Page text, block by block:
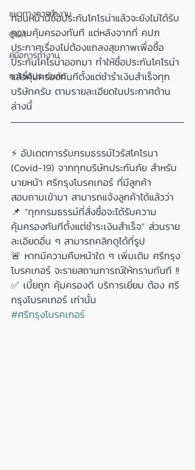
แนวทางการทำงาน
Q&A
คู่มือการทำงาน
การซื้อประกันภัย
ก่อนหน้านี้ซื้อประกันโคโรน่าแล้วจะยังไม่ได้รับ
ความคุ้มครองทันที แต่หลังจากที่ คปภ
ประกาศเรื่องไม่ต้องแถลงสุขภาพเพื่อซื้อ
ประกันโคโรน่าออกมา ทำให้ซื้อประกันโคโรน่า
แล้วคุ้มครองทันทีตั้งแต่ชำรำเงินสำเร็จทุก
บริษัทครับ ตามรายละเอียดในประกาศด้าน
ล่างนี้
⚡ อัปเดตการรับกรมธรรม์ไวรัสโคโรนา
(Covid-19) จากทุกบริษัทประกันภัย สำหรับ
นายหน้า ศรีกรุงโบรคเกอร์ ที่มีลูกค้า
สอบถามเข้ามา สามารถแจ้งลูกค้าได้แล้วว่า
📌 “ทุกกรมธรรม์ที่สั่งซื้อจะได้รับความ
คุ้มครองทันทีตั้งแต่ชำระเงินสำเร็จ” ส่วนราย
ละเอียดอื่น ๆ สามารถคลิกดูได้ที่รูป
🚨 หากมีความคืบหน้าใด ๆ เพิ่มเติม ศรีกรุง
โบรคเกอร์ จะรายสถานการณ์ให้ทราบทันที !!
✅ เบี้ยถูก คุ้มครองดี บริการเยี่ยม ต้อง ศรี
กรุงโบรคเกอร์ เท่านั้น
#ศรีกรุงโบรคเกอร์